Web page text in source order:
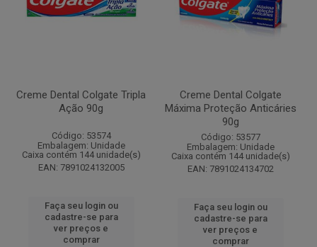
Creme Dental Colgate Tripla
Ação 90g
Código: 53574
Embalagem: Unidade
Caixa contém 144 unidade(s)
EAN: 7891024132005
Faça seu login ou
cadastre-se para
ver preços e
comprar
Creme Dental Colgate
Máxima Proteção Anticáries
90g
Código: 53577
Embalagem: Unidade
Caixa contém 144 unidade(s)
EAN: 7891024134702
Faça seu login ou
cadastre-se para
ver preços e
comprar